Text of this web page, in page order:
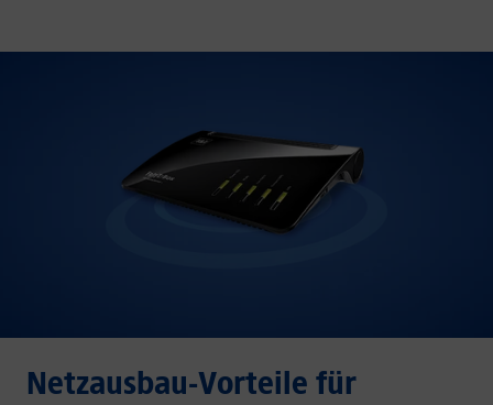
Netzausbau-Vorteile für